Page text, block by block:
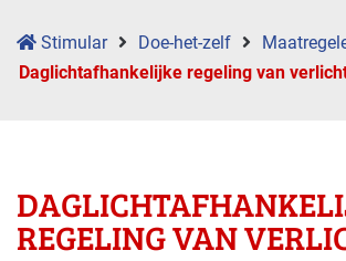
Stimular Doe-het-zelf
Daglicht­­afhanke­­lijke regeling van
REGELING VAN